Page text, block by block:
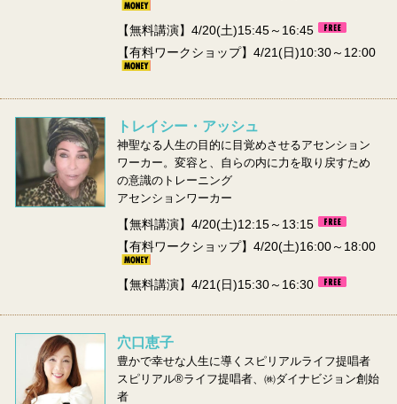
【無料講演】4/20(土)15:45～16:45
【有料ワークショップ】4/21(日)10:30～12:00
トレイシー・アッシュ
神聖なる人生の目的に目覚めさせるアセンション
ワーカー。変容と、自らの内に力を取り戻すため
の意識のトレーニング
アセンションワーカー
【無料講演】4/20(土)12:15～13:15
【有料ワークショップ】4/20(土)16:00～18:00
【無料講演】4/21(日)15:30～16:30
穴口恵子
豊かで幸せな人生に導くスピリアルライフ提唱者
スピリアル®️ライフ提唱者、㈱ダイナビジョン創始
者